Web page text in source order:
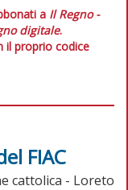
a Il Regno -
digitale.
il proprio codice
FIAC
cattolica - Loreto